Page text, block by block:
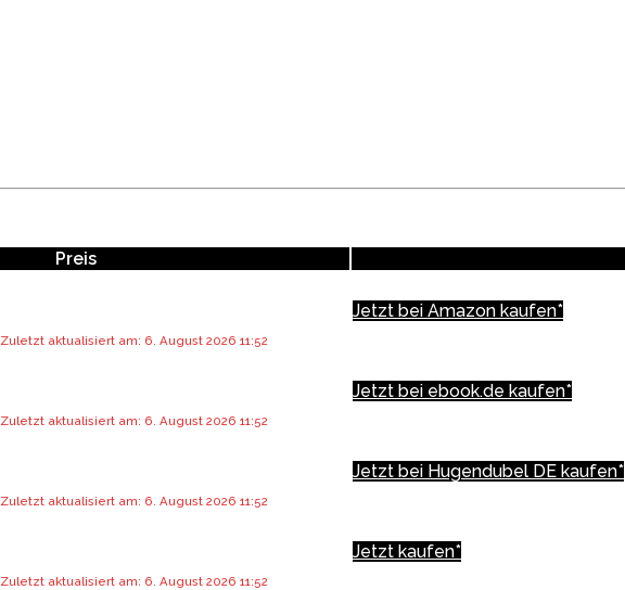
Preis
Zuletzt aktualisiert am: 6. August 2026 11:52
Jetzt bei Amazon kaufen*
Zuletzt aktualisiert am: 6. August 2026 11:52
Jetzt bei ebook.de kaufen*
Zuletzt aktualisiert am: 6. August 2026 11:52
Jetzt bei Hugendubel DE kaufen*
Zuletzt aktualisiert am: 6. August 2026 11:52
Jetzt kaufen*